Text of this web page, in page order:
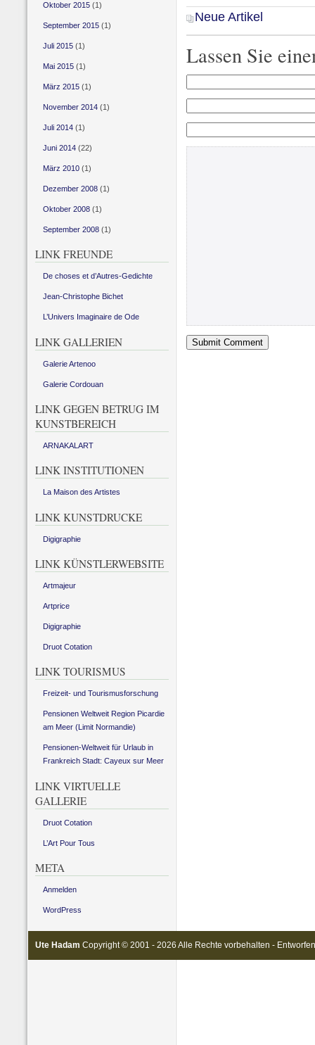
Neue Artikel
Lassen Sie
Oktober 2015(1)
September 2015(1)
Juli 2015(1)
Mai 2015(1)
März 2015(1)
November 2014(1)
Juli 2014(1)
Juni 2014(22)
März 2010(1)
Dezember 2008(1)
Oktober 2008(1)
September 2008(1)
LINK FREUNDE
De choses et d’Autres-Gedichte
Jean-Christophe Bichet
L’Univers Imaginaire de Ode
LINK GALLERIEN
Galerie Artenoo
Galerie Cordouan
LINK GEGEN BETRUG IM
KUNSTBEREICH
ARNAKALART
LINK INSTITUTIONEN
La Maison des Artistes
LINK KUNSTDRUCKE
Digigraphie
LINK KÜNSTLERWEBSITE
Artmajeur
Artprice
Digigraphie
Druot Cotation
LINK TOURISMUS
Freizeit- und Tourismusforschung
Pensionen Weltweit Region Picardie
am Meer (Limit Normandie)
Pensionen-Weltweit für Urlaub in
Frankreich Stadt: Cayeux sur Meer
LINK VIRTUELLE
GALLERIE
Druot Cotation
L’Art Pour Tous
META
Anmelden
WordPress
Ute Hadam Copyright © 2001 - 2026 Alle Rechte vorbehalten -